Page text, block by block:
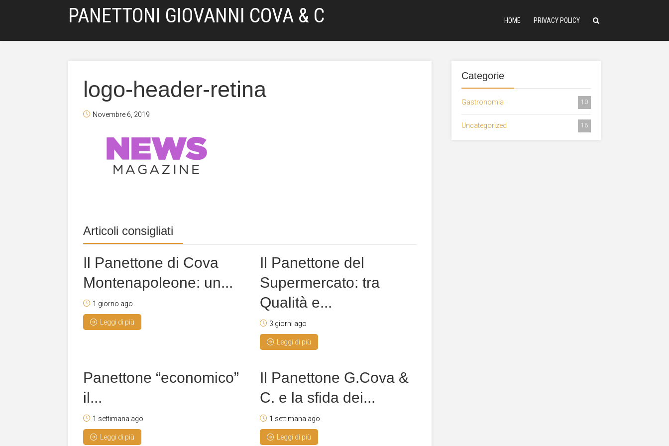
PANETTONI GIOVANNI COVA & C HOME PRIVACY POLICY
logo-header-retina
Novembre 6, 2019
Articoli consigliati
Il Panettone di Cova
Montenapoleone: un...
1 giorno ago
Leggi di più
Il Panettone del
Supermercato: tra
Qualità e...
3 giorni ago
Leggi di più
Panettone “economico”
il...
1 settimana ago
Leggi di più
Il Panettone G.Cova &
C. e la sfida dei...
1 settimana ago
Leggi di più
Categorie
Gastronomia 10
Uncategorized 16